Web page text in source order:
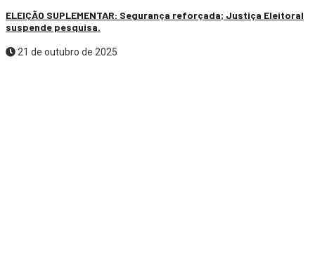
ELEIÇÃO SUPLEMENTAR: Segurança reforçada; Justiça Eleitoral
suspende pesquisa.
21 de outubro de 2025